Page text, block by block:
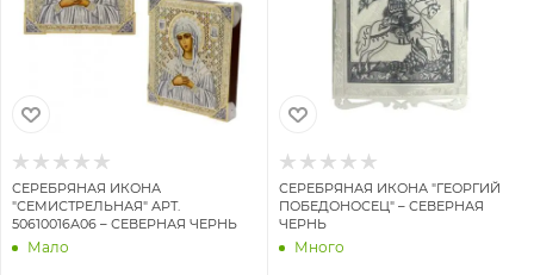
СЕРЕБРЯНАЯ ИКОНА
"СЕМИСТРЕЛЬНАЯ" АРТ.
50610016А06 – СЕВЕРНАЯ ЧЕРНЬ
Мало
СЕРЕБРЯНАЯ ИКОНА "ГЕОРГИЙ
ПОБЕДОНОСЕЦ" – СЕВЕРНАЯ
ЧЕРНЬ
Много